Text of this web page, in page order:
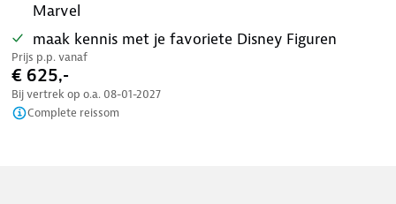
Marvel
maak kennis met je favoriete Disney Figuren
Prijs p.p. vanaf
€ 625,-
Bij vertrek op o.a. 08-01-2027
Complete reissom